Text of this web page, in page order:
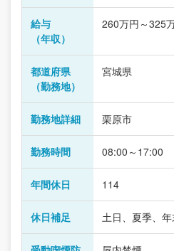
給与
（年収）
260万円～325
都道府県
（勤務地）
宮城県
勤務地詳細 栗原市
勤務時間 08:00～17:00
年間休日 114
休日補足 土日、夏季、